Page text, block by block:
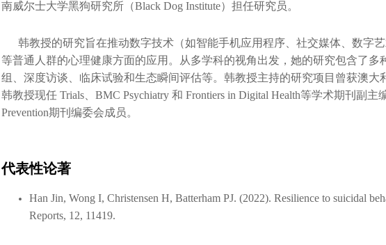
南威尔士大学黑狗研究所（Black Dog Institute）担任研究员。
韩教授的研究旨在推动数字技术（如智能手机应用程序、社交媒体、数字
等普通人群的心理健康方面的应用。从多学科的视角出发，她的研究包含了
组、深度访谈、临床试验和生态瞬间评估等。韩教授主持的研究项目曾获澳大
韩教授现任 Trials、BMC Psychiatry 和 Frontiers in Digital Health等学术期刊副主
Prevention期刊编委会成员。
代表性论著
Han Jin, Wong I, Christensen H, Batterham PJ. (2022). Resilience to suicidal
Reports, 12, 11419.